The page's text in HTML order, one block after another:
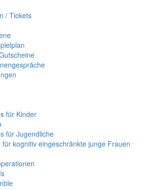
/ Tickets
für Kinder
für Jugendliche
für kognitiv eingeschränkte junge Frauen